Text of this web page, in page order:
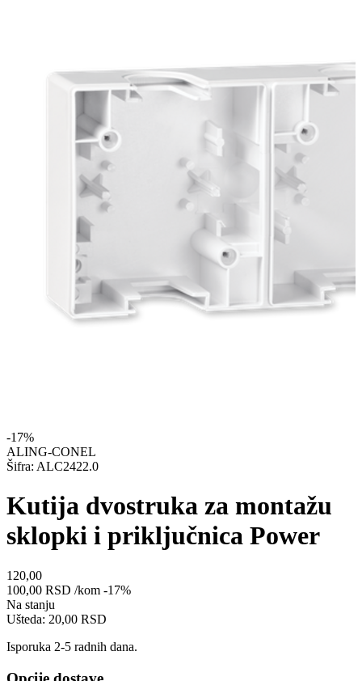
-17%
ALING-CONEL
Šifra: ALC2422.0
Kutija dvostruka za montažu
sklopki i priključnica Power
120,00
100,00 RSD /kom -17%
Na stanju
Ušteda: 20,00 RSD
Isporuka 2-5 radnih dana.